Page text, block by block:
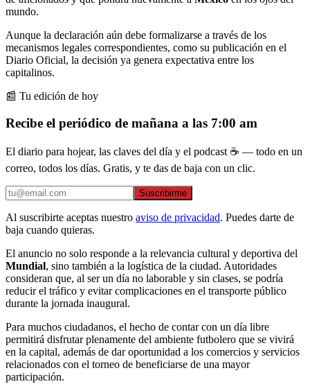
mundo.
Aunque la declaración aún debe formalizarse a través de los
mecanismos legales correspondientes, como su publicación en el
Diario Oficial, la decisión ya genera expectativa entre los
capitalinos.
📰 Tu edición de hoy
Recibe el periódico de mañana a las 7:00 am
El diario para hojear, las claves del día y el podcast ☕ — todo en un
correo, todos los días. Gratis, y te das de baja con un clic.
Suscribirme
Al suscribirte aceptas nuestro aviso de privacidad. Puedes darte de
baja cuando quieras.
El anuncio no solo responde a la relevancia cultural y deportiva del
Mundial, sino también a la logística de la ciudad. Autoridades
consideran que, al ser un día no laborable y sin clases, se podría
reducir el tráfico y evitar complicaciones en el transporte público
durante la jornada inaugural.
Para muchos ciudadanos, el hecho de contar con un día libre
permitirá disfrutar plenamente del ambiente futbolero que se vivirá
en la capital, además de dar oportunidad a los comercios y servicios
relacionados con el torneo de beneficiarse de una mayor
participación.